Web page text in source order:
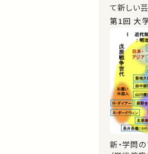
て新しい
第1
新・学問